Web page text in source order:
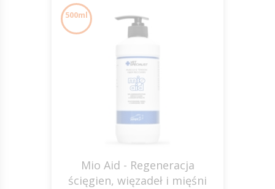
500ml
Mio Aid - Regeneracja
ścięgien, więzadeł i mięśni